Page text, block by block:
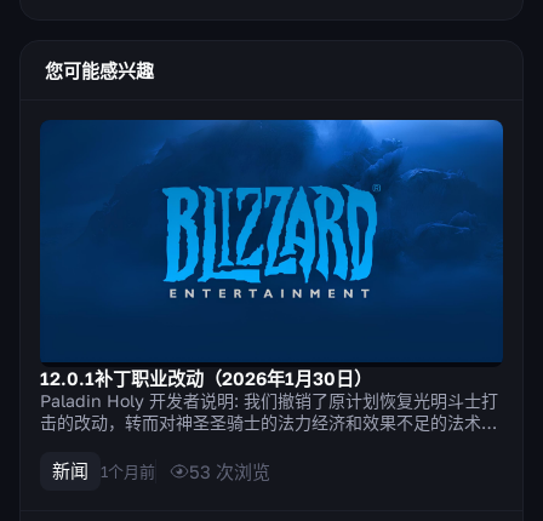
您可能感兴趣
12.0.1补丁职业改动（2026年1月30日）
Paladin Holy 开发者说明: 我们撤销了原计划恢复光明斗士打
击的改动，转而对神圣圣骑士的法力经济和效果不足的法术进
术来达到类似的效果；也就是说，在不过度破坏玩家所喜爱的
熟悉玩法的前提下，为玩法增添多样性。感谢大家的反馈！ 圣
新闻 1个月前 53 次浏览